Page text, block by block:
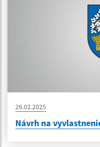
26.02.2025
Návrh na